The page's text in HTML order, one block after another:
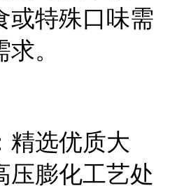
或特殊口味需
。
精选优质大
压膨化工艺处